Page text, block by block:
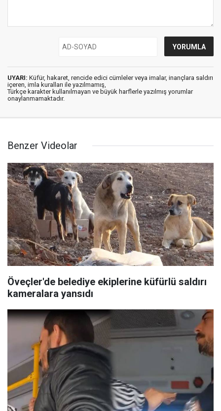
UYARI: Küfür, hakaret, rencide edici cümleler veya imalar, inançlara saldırı
içeren, imla kuralları ile yazılmamış,
Türkçe karakter kullanılmayan ve büyük harflerle yazılmış yorumlar
onaylanmamaktadır.
Benzer Videolar
Öveçler'de belediye ekiplerine küfürlü saldırı
kameralara yansıdı